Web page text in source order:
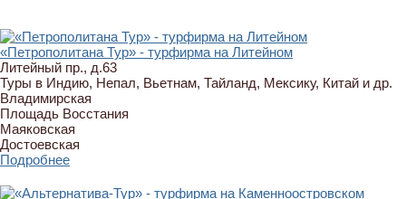
«Петрополитана Тур» - турфирма на Литейном
Литейный пр., д.63
Туры в Индию, Непал, Вьетнам, Тайланд, Мексику, Китай и др.
Владимирская
Площадь Восстания
Маяковская
Достоевская
Подробнее